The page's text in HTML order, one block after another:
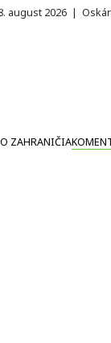
august 2026 | Oskár
ZAHRANIČIA